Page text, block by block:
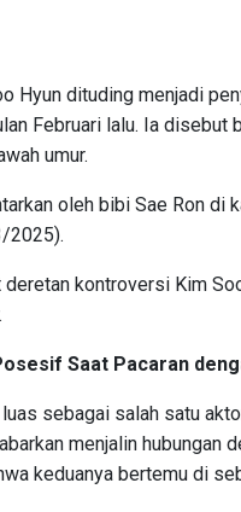
Hyun dituding menjadi
Februari lalu. Ia disebut
umur.
oleh bibi Sae Ron di
2025).
kontroversi Kim
Saat Pacaran
sebagai salah satu
menjalin hubungan
keduanya bertemu di